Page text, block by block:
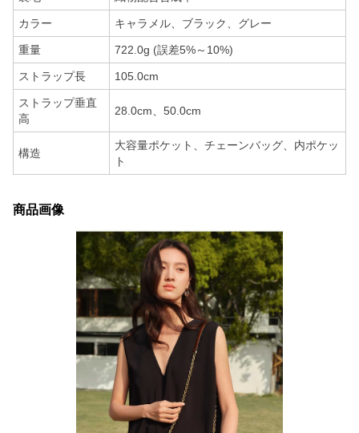
カラー キャラメル、ブラック、グレー
重量 722.0g (誤差5%～10%)
ストラップ長 105.0cm
ストラップ垂直
高
28.0cm、50.0cm
構造
大容量ポケット、チェーンバッグ、内ポケッ
ト
商品画像